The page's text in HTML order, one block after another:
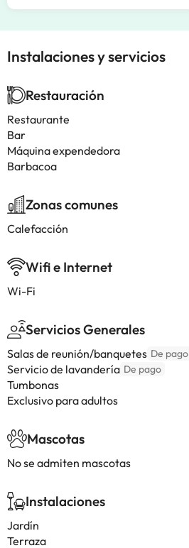
Instalaciones y servicios
Restauración
Restaurante
Bar
Máquina expendedora
Barbacoa
Zonas comunes
Calefacción
Wifi e Internet
Wi-Fi
Servicios Generales
Salas de reunión/banquetes De pago
Servicio de lavandería De pago
Tumbonas
Exclusivo para adultos
Mascotas
No se admiten mascotas
Instalaciones
Jardín
Terraza